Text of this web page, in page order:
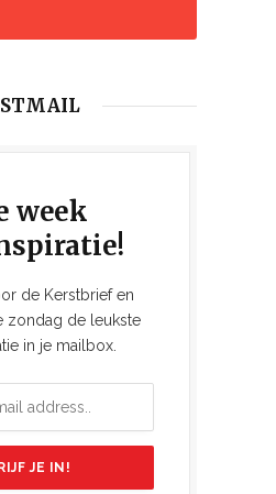
week
de Kerstbrief en
zondag de leukste
in je mailbox.